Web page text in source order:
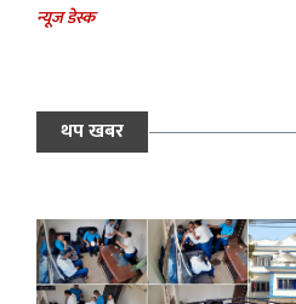
न्यूज डेस्क
थप खबर